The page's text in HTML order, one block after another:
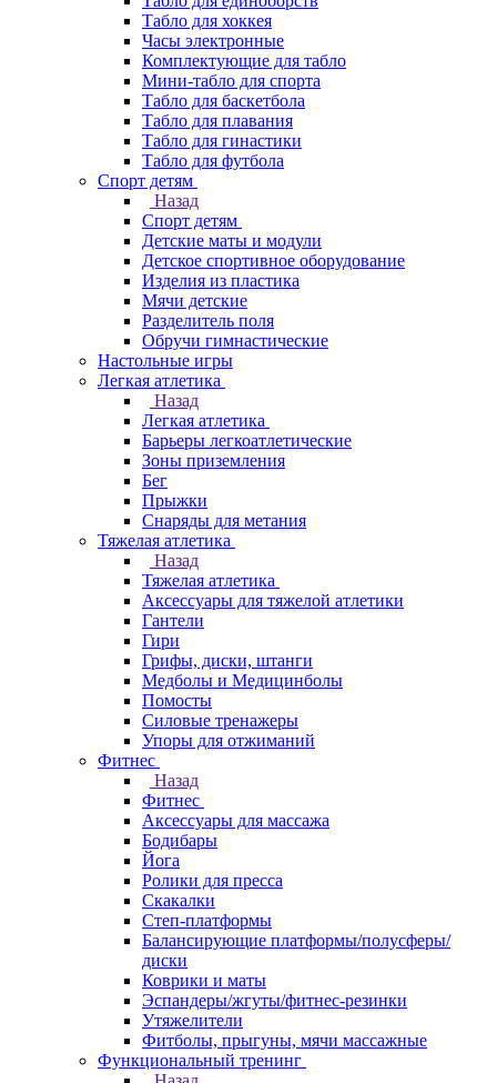
Табло для хоккея
Часы электронные
Комплектующие для табло
Мини-табло для спорта
Табло для баскетбола
Табло для плавания
Табло для гинастики
Табло для футбола
Спорт детям
Назад
Спорт детям
Детские маты и модули
Детское спортивное оборудование
Изделия из пластика
Мячи детские
Разделитель поля
Обручи гимнастические
Настольные игры
Легкая атлетика
Назад
Легкая атлетика
Барьеры легкоатлетические
Зоны приземления
Бег
Прыжки
Снаряды для метания
Тяжелая атлетика
Назад
Тяжелая атлетика
Аксессуары для тяжелой атлетики
Гантели
Гири
Грифы, диски, штанги
Медболы и Медицинболы
Помосты
Силовые тренажеры
Упоры для отжиманий
Фитнес
Назад
Фитнес
Аксессуары для массажа
Бодибары
Йога
Ролики для пресса
Скакалки
Степ-платформы
Балансирующие платформы/полусферы/
диски
Коврики и маты
Эспандеры/жгуты/фитнес-резинки
Утяжелители
Фитболы, прыгуны, мячи массажные
Функциональный тренинг